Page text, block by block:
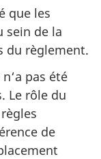
que les
sein de la
du règlement.
pas été
Le rôle du
de